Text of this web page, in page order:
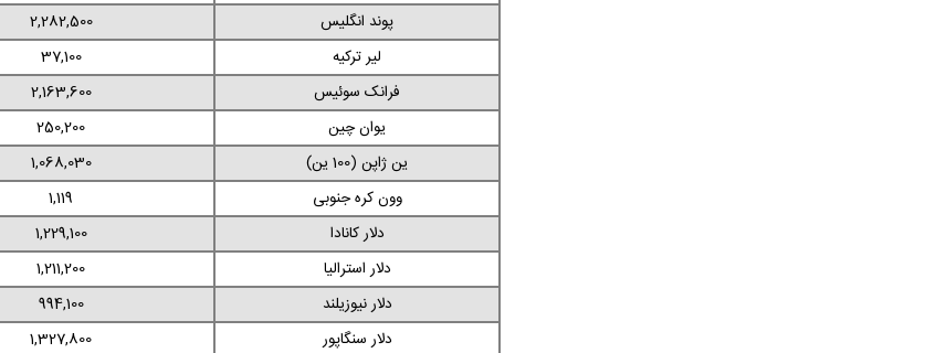
پوند انگلیس
2,282,500
لیر ترکیه
37,100
فرانک سوئیس
2,163,600
یوان چین
250,200
ین ژاپن (100 ین)
1,068,030
وون کره جنوبی
1,119
دلار کانادا
1,229,100
دلار استرالیا
1,211,200
دلار نیوزیلند
994,100
دلار سنگاپور
1,327,800